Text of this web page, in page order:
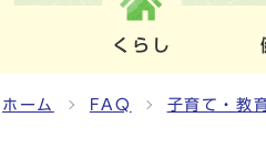
くらし
ホーム FAQ 子育て・教